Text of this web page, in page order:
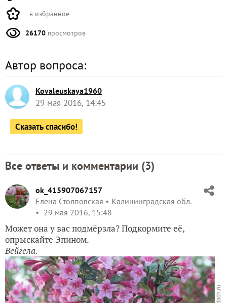
в избранное
26170 просмотров
Автор вопроса:
Kovaleuskaya1960
29 мая 2016, 14:45
Сказать спасибо!
Все ответы и комментарии (3)
ok_415907067157
Елена Столповская
Калининградская обл.
29 мая 2016, 15:48
Может она у вас подмёрзла? Подкормите её,
опрыскайте Эпином.
Вейгела.